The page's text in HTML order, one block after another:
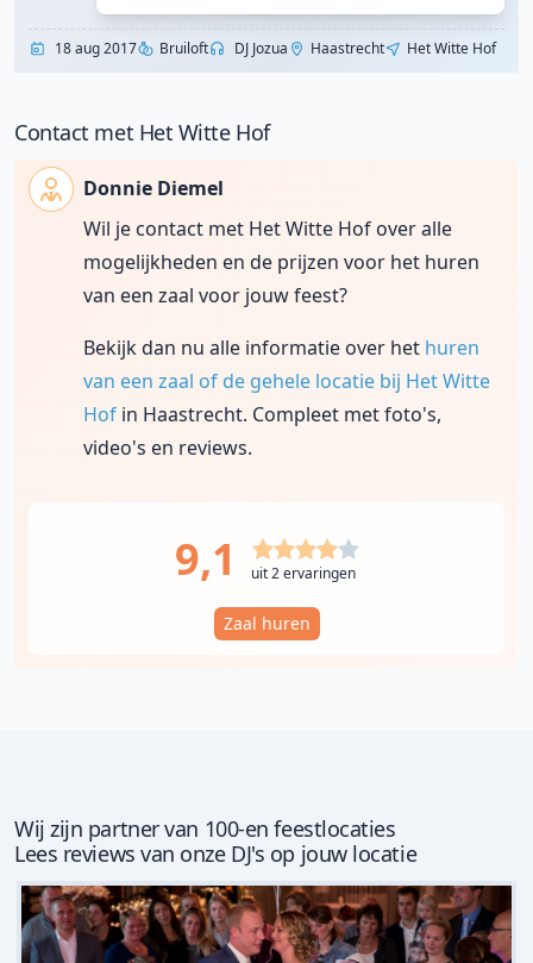
18 aug 2017 Bruiloft DJ Jozua Haastrecht Het Witte Hof
Contact met Het Witte Hof
Donnie Diemel
Wil je contact met Het Witte Hof over alle
mogelijkheden en de prijzen voor het huren
van een zaal voor jouw feest?
Bekijk dan nu alle informatie over het huren
van een zaal of de gehele locatie bij Het Witte
Hof in Haastrecht. Compleet met foto's,
video's en reviews.
9,1 uit 2 ervaringen
Zaal huren
Wij zijn partner van 100-en feestlocaties
Lees reviews van onze DJ's op jouw locatie